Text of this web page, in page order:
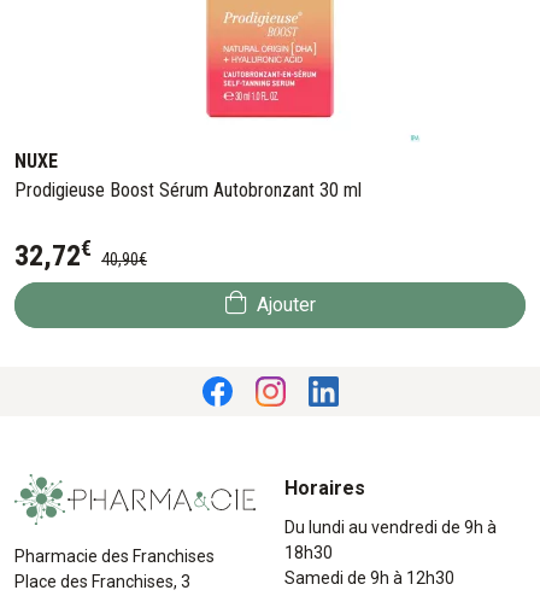
NUXE
Prodigieuse Boost Sérum Autobronzant 30 ml
32,72€ 40,90€
Ajouter
Pharmacie des Franchises
Place des Franchises, 3
Horaires
Du lundi au vendredi de 9h à
18h30
Samedi de 9h à 12h30